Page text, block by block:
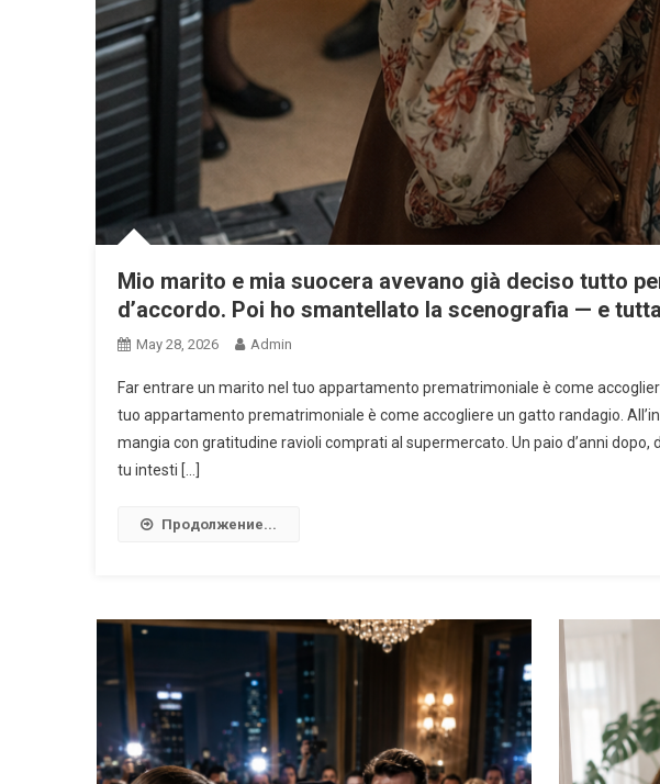
Mio marito e mia suocera avevano già deciso tutto
d’accordo. Poi ho smantellato la scenografia — e
May 28, 2026 Admin
Far entrare un marito nel tuo appartamento prematrimoniale è come
tuo appartamento prematrimoniale è come accogliere un gatto randagio.
mangia con gratitudine ravioli comprati al supermercato. Un paio d’anni
tu intesti […]
Продолжение...